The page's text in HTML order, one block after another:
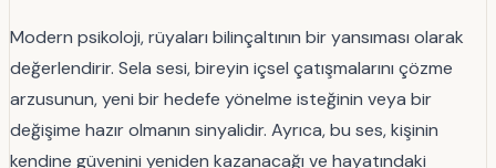
Modern psikoloji, rüyaları bilinçaltının bir yansıması olarak
değerlendirir. Sela sesi, bireyin içsel çatışmalarını çözme
arzusunun, yeni bir hedefe yönelme isteğinin veya bir
değişime hazır olmanın sinyalidir. Ayrıca, bu ses, kişinin
kendine güvenini yeniden kazanacağı ve hayatındaki